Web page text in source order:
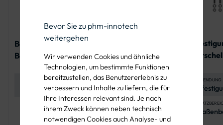
Bevor Sie zu phm-innotech
weitergehen
Wir verwenden Cookies und ähnliche
Technologien, um bestimmte Funktionen
bereitzustellen, das Benutzererlebnis zu
verbessern und Inhalte zu liefern, die für
Ihre Interessen relevant sind. Je nach
ihrem Zweck können neben technisch
notwendigen Cookies auch Analyse- und
Befestigungsset
Bandschelle für ein
Rundform-Schild
ANWENDUNG
Befestigung von
Rundform-
Schildern
Straßenbau,
kommunale
Rohrschelle für
zwei Alform-
Schilder
ANZAHL DER KLEMMSCHELLEN
2 Stück (für
Rohrpfosten Ø 60
mm)
4x
Flachrundschrauben
ANWENDUNG